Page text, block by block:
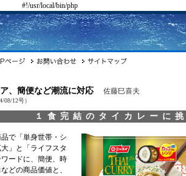
#!/usr/local/bin/php
、簡便など潮流に対応 佐藤巳喜夫
08/12号）
１食完結のタイカレーに
で「単身世帯・シ
」と「ライフスタ
ードに、簡便、時
どの商品価値と、